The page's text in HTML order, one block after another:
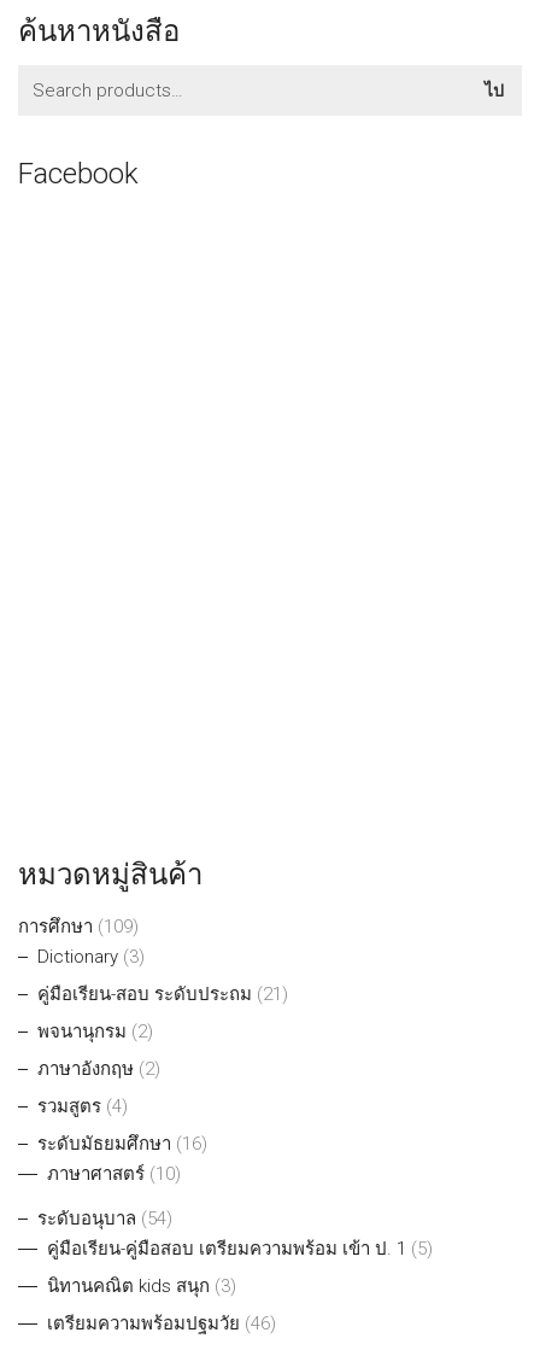
ค้นหาหนังสือ
ไป
Facebook
หมวดหมู่สินค้า
การศึกษา (109)
Dictionary (3)
คู่มือเรียน-สอบ ระดับประถม (21)
พจนานุกรม (2)
ภาษาอังกฤษ (2)
รวมสูตร (4)
ระดับมัธยมศึกษา (16)
ภาษาศาสตร์ (10)
ระดับอนุบาล (54)
คู่มือเรียน-คู่มือสอบ เตรียมความพร้อม เข้า ป. 1 (5)
นิทานคณิต kids สนุก (3)
เตรียมความพร้อมปฐมวัย (46)